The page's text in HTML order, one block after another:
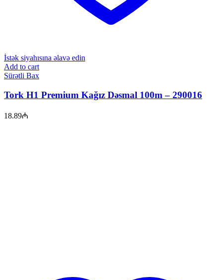
İstək siyahısına əlavə edin
Add to cart
Sürətli Bax
Tork H1 Premium Kağız Dəsmal 100m – 290016
18.89₼